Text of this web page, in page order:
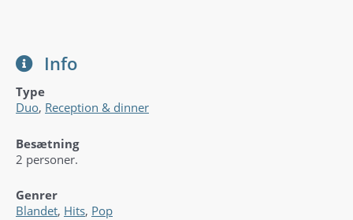
Info
Type
Duo, Reception & dinner
Besætning
2 personer.
Genrer
Blandet, Hits, Pop